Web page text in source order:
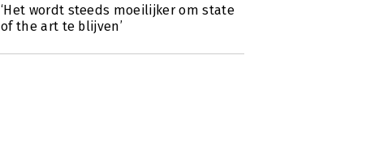
‘Het wordt steeds moeilijker om state
of the art te blijven’